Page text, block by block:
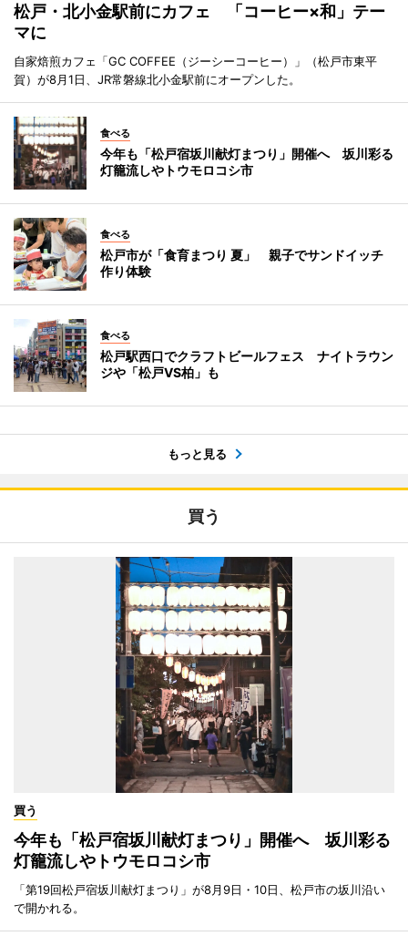
松戸・北小金駅前にカフェ 「コーヒー×和」テー
マに
自家焙煎カフェ「GC COFFEE（ジーシーコーヒー）」（松戸市東平
賀）が8月1日、JR常磐線北小金駅前にオープンした。
食べる
今年も「松戸宿坂川献灯まつり」開催へ 坂川彩る
灯籠流しやトウモロコシ市
食べる
松戸市が「食育まつり 夏」 親子でサンドイッチ
作り体験
食べる
松戸駅西口でクラフトビールフェス ナイトラウン
ジや「松戸VS柏」も
もっと見る
買う
買う
今年も「松戸宿坂川献灯まつり」開催へ 坂川彩る
灯籠流しやトウモロコシ市
「第19回松戸宿坂川献灯まつり」が8月9日・10日、松戸市の坂川沿い
で開かれる。